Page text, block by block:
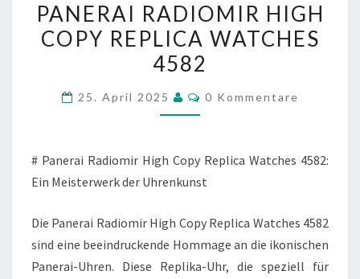
RADIOMIR
HIGH
COPY
WATCHES
PANERAI RADIOMIR HIGH
COPY REPLICA WATCHES
4582
25. April 2025 Kommentare
0 Kommentare
# Panerai Radiomir High Copy Replica Watches 4582:
Ein Meisterwerk der Uhrenkunst
Die Panerai Radiomir High Copy Replica Watches 4582
sind eine beeindruckende Hommage an die ikonischen
Panerai-Uhren. Diese Replika-Uhr, die speziell für